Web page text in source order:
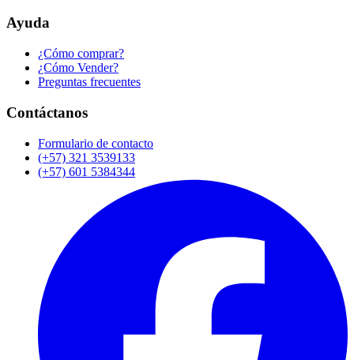
Ayuda
¿Cómo comprar?
¿Cómo Vender?
Preguntas frecuentes
Contáctanos
Formulario de contacto
(+57) 321 3539133
(+57) 601 5384344